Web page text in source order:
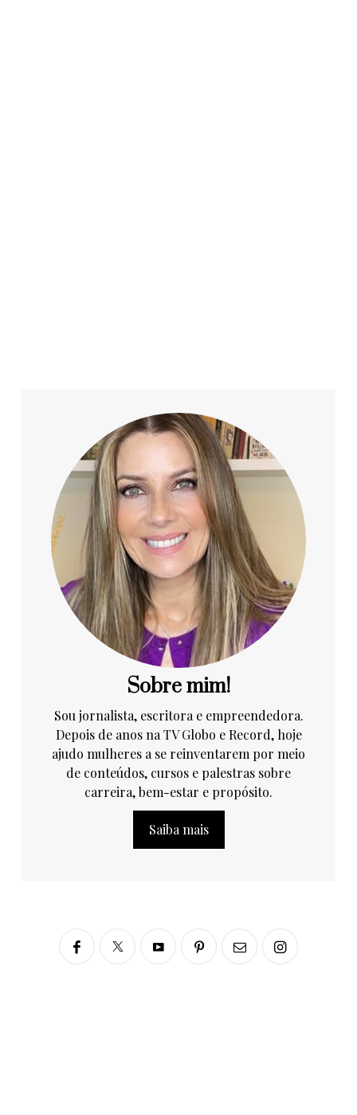
Sobre mim!
Sou jornalista, escritora e empreendedora.
Depois de anos na TV Globo e Record, hoje
ajudo mulheres a se reinventarem por meio
de conteúdos, cursos e palestras sobre
carreira, bem-estar e propósito.
Saiba mais